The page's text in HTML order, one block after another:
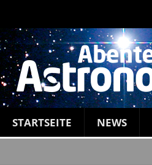
STARTSEITE NEWS